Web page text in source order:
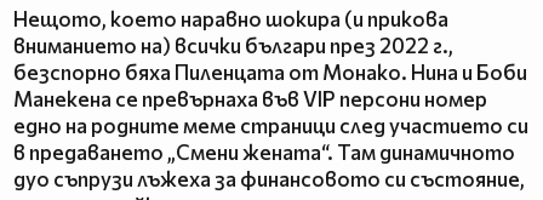
Нещото, което наравно шокира (и прикова
вниманието на) всички българи през 2022 г.,
безспорно бяха Пиленцата от Монако. Нина и Боби
Манекена се превърнаха във VIP персони номер
едно на родните меме страници след участието си
в предаването „Смени жената“. Там динамичното
дуо съпрузи лъжеха за финансовото си състояние,